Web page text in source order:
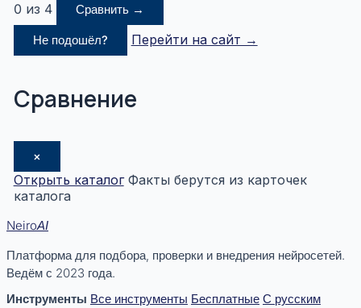
0 из 4
Сравнить →
Не подошёл? Перейти на сайт →
Сравнение
×
Открыть каталог Факты берутся из карточек
каталога
NeiroAI
Платформа для подбора, проверки и внедрения нейросетей.
Ведём с 2023 года.
Инструменты Все инструменты Бесплатные С русским